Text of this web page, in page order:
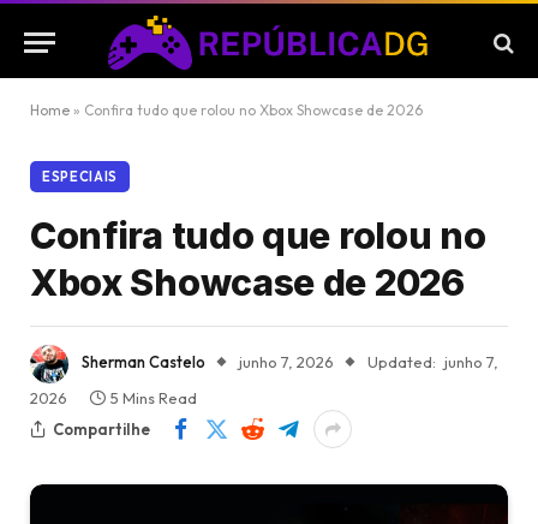
Home » Confira tudo que rolou no Xbox Showcase de 2026
ESPECIAIS
Confira tudo que rolou no
Xbox Showcase de 2026
Sherman Castelo junho 7, 2026 Updated: junho 7,
2026
5 Mins Read
Compartilhe